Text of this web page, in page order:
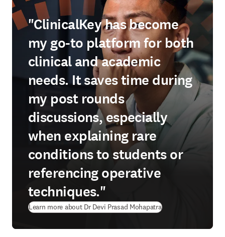
"ClinicalKey has become
my go-to platform for both
clinical and academic
needs. It saves time during
my post rounds
discussions, especially
when explaining rare
conditions to students or
referencing operative
techniques."
Learn more about Dr Devi Prasad Mohapatra